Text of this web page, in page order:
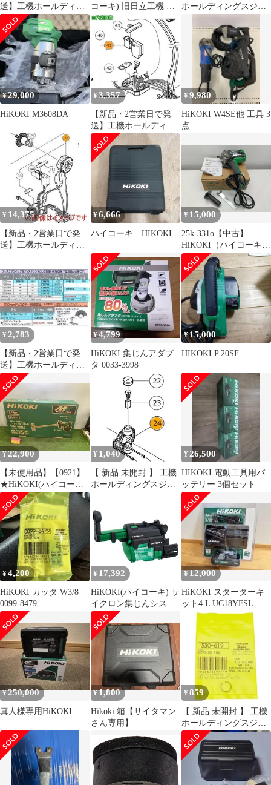
送】工機ホールディン
グス HiKOKI スイツチ
(ブレーキヨウ) (337724
6444)
コーキ) 旧日立工機 注
水セット 0033-2517
9jupf8b
ホールディングスジャ
329787 未使用 送料無料
¥29,000
HiKOKI M3608DA
¥ 3,357
【新品・2営業日で発
送】工機ホールディン
グス HiKOKI DCスピー
ドコントロールスイツ
チ (376527 6444)
¥9,980
HiKOKI W4SE他 工具 3
点
¥ 14,375
【新品・2営業日で発
送】工機ホールディン
クミ (341010 6444)
¥6,666
ハイコーキ HIKOKI
¥ 15,000
25k-331o【中古】
HiKOKI（ハイコーキ）
S18V(N) パット無し 電
子ディスクサンダ
¥ 2,783
【新品・2営業日で発
送】工機ホールディン
グス HiKOKI ラバーパ
ツト (935793 6444)
¥4,799
HiKOKI 集じんアダプ
タ 0033-3998
¥15,000
HIKOKI P 20SF
¥22,900
【未使用品】【0921】
★HiKOKI(ハイコーキ)
36V コードレス かくは
ん機 スクリュー径
200mm 塗料 モルタル
対応 蓄電池・充電器別
売り UM36DA(NN)
ITP6VHX6ACKY
¥ 1,040
【 新品 未開封 】 工機
ホールディングスジャ
送料無料
¥ 26,500
HIKOKI 電動工具用バ
ッテリー 3個セット
¥4,200
HiKOKI カッタ W3/8
0099-8479
¥ 17,392
HiKOKI(ハイコーキ) サ
イクロン集じんシステ
ム 0037-9133 充電式 ロ
ータリハンマドリル用
アクセサリ 0
¥12,000
HiKOKI スターターキ
ット4 L UC18YFSL
BSL1840M
¥250,000
真人様専用HiKOKI
¥1,800
Hikoki 箱【サイタマン
さん専用】
¥ 859
【 新品 未開封 】 工機
ホールディングスジャ
パン HiKOKI トメワ
330619 未使用 送料無料